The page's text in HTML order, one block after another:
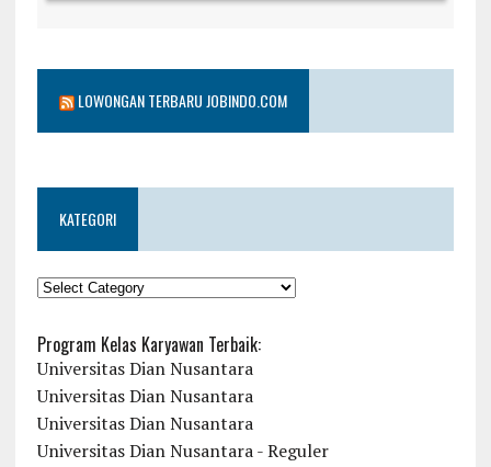
LOWONGAN TERBARU JOBINDO.COM
KATEGORI
KATEGORI
Program Kelas Karyawan Terbaik:
Universitas Dian Nusantara
Universitas Dian Nusantara
Universitas Dian Nusantara
Universitas Dian Nusantara - Reguler